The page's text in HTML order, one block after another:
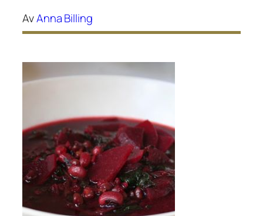
AvAnna Billing